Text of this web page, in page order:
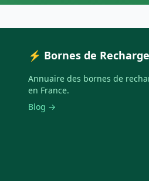
⚡ Bornes de
Annuaire des bornes de
en France.
Blog →